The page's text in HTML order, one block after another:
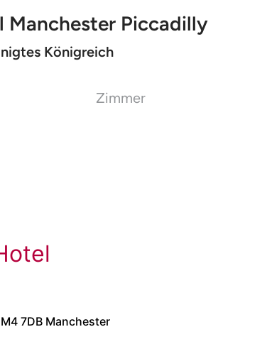
Manchester Piccadilly
Königreich
Zimmer
7DB Manchester